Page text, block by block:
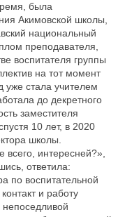
была
Акимовской школы,
национальный
преподавателя,
воспитателя группы
на тот момент
уже стала учителем
до декретного
заместителя
10 лет, в 2020
школы.
интересней?»,
ответила:
по воспитательной
и работу